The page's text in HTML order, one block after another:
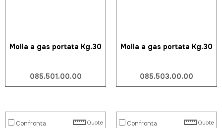
Molla a gas portata Kg.30
085.501.00.00
Molla a gas portata Kg.30
085.503.00.00
Confronta Quote Confronta Quote